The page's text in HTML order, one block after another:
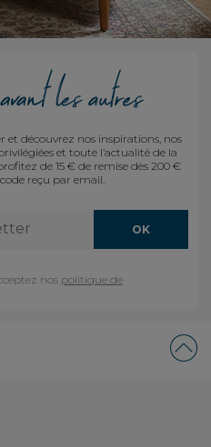
et découvrez nos inspirations, nos
et toute l’actualité de la
de 15 € de remise dès 200 €
reçu par email.
OK
nos politique de